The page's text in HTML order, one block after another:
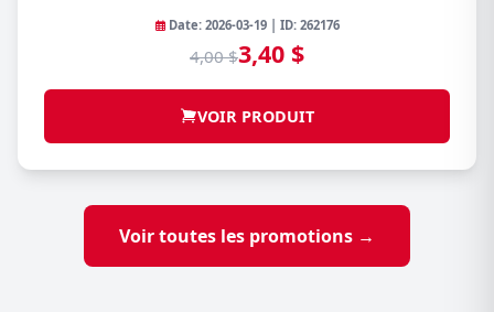
Date: 2026-03-19 | ID: 262176
4,00 $3,40 $
VOIR PRODUIT
Voir toutes les promotions →